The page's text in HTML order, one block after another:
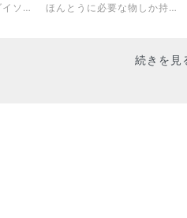
の活
大人のゆるコーデとダイソーそしてお買い物
ら3秒で履けるように
ほんとうに必要な物しか持たない暮らし◆Keep Life Simple◆〜インテリアのきろく〜
続きを見